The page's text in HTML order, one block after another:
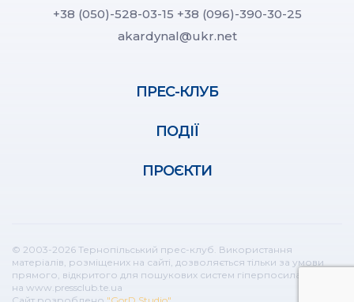
+38 (050)-528-03-15 +38 (096)-390-30-25
akardynal@ukr.net
ПРЕС-КЛУБ
ПОДІЇ
ПРОЄКТИ
© 2003-2026 Тернопільський прес-клуб. Використання
матеріалів, розміщених на сайті, дозволяється тільки за умови
прямого, відкритого для пошукових систем гіперпосилання
на www.pressclub.te.ua